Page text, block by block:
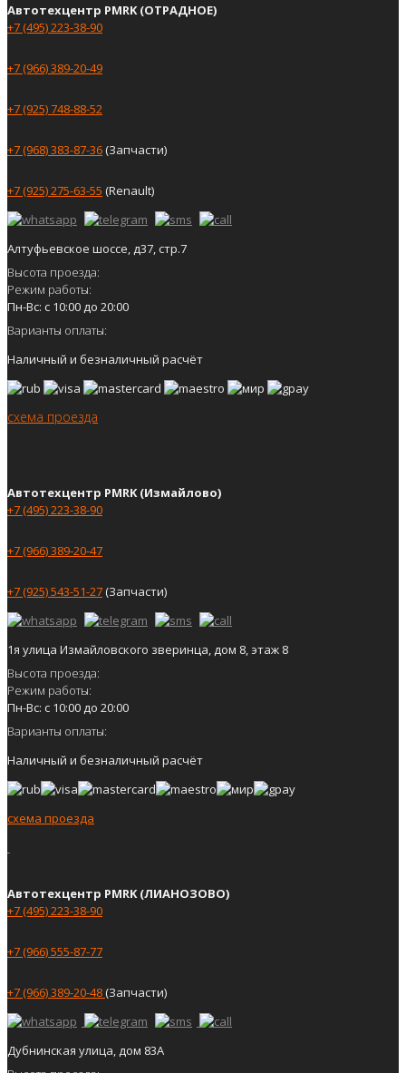
Автотехцентр PMRK (ОТРАДНОЕ)
+7 (495) 223-38-90
+7 (966) 389-20-49
+7 (925) 748-88-52
+7 (968) 383-87-36(Запчасти)
+7 (925) 275-63-55 (Renault)
Алтуфьевское шоссе, д37, стр.7
Высота проезда:
Режим работы:
Пн-Вс: с 10:00 до 20:00
Варианты оплаты:
Наличный и безналичный расчёт
схема проезда
Автотехцентр PMRK (Измайлово)
+7 (495) 223-38-90
+7 (966) 389-20-47
+7 (925) 543-51-27(Запчасти)
1я улица Измайловского зверинца, дом 8, этаж 8
Высота проезда:
Режим работы:
Пн-Вс: с 10:00 до 20:00
Варианты оплаты:
Наличный и безналичный расчёт
схема проезда
Автотехцентр PMRK (ЛИАНОЗОВО)
+7 (495) 223-38-90
+7 (966) 555-87-77
+7 (966) 389-20-48(Запчасти)
Дубнинская улица, дом 83А